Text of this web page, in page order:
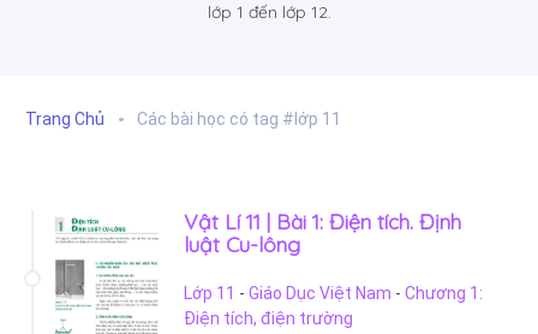
lớp 1 đến lớp 12.
Trang Chủ Các bài học có tag #lớp 11
Vật Lí 11 | Bài 1: Điện tích. Định
luật Cu-lông
Lớp 11 - Giáo Dục Việt Nam - Chương 1:
Điện tích, điện trường